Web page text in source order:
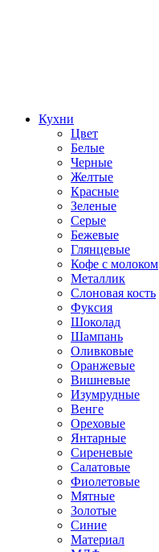
Кухни
Цвет
Белые
Черные
Желтые
Красные
Зеленые
Серые
Бежевые
Глянцевые
Кофе с молоком
Металлик
Слоновая кость
Фуксия
Шоколад
Шампань
Оливковые
Оранжевые
Вишневые
Изумрудные
Венге
Ореховые
Янтарные
Сиреневые
Салатовые
Фиолетовые
Мятные
Золотые
Синие
Материал